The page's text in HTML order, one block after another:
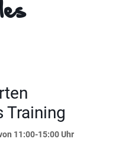
Training
11:00-15:00 Uhr